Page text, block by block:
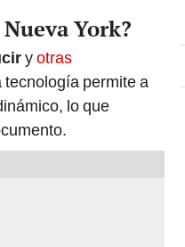
York?
yotras
tecnología permite a
lo que